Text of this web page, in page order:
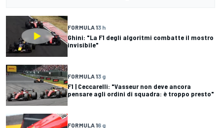
FORMULA 13 h
Ghini: "La F1 degli algoritmi combatte il mostro
invisibile"
FORMULA 13 g
F1 | Ceccarelli: "Vasseur non deve ancora
pensare agli ordini di squadra: è troppo presto"
FORMULA 16 g